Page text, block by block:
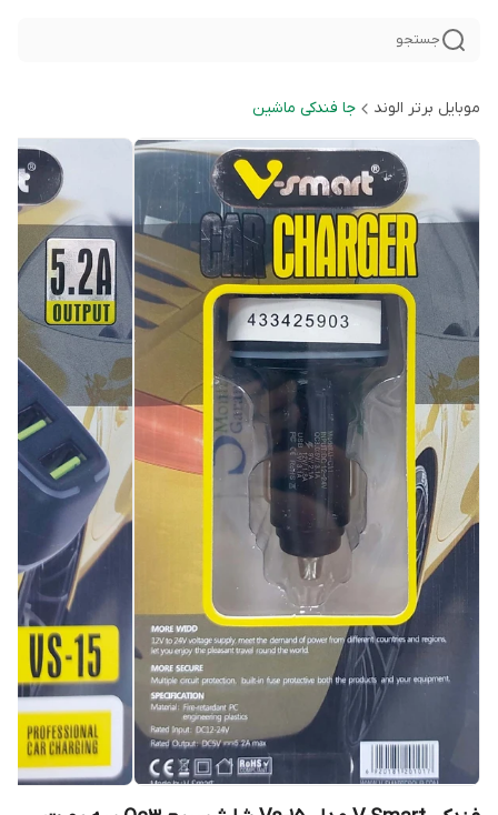
جستجو
موبایل برتر الوند جا فندکی ماشین